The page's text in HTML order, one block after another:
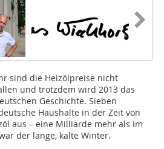
sind die Heizölpreise nicht
und trotzdem wird 2013 das
Geschichte. Sieben
Haushalte in der Zeit von
aus – eine Milliarde mehr als im
der lange, kalte Winter.